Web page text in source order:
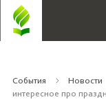
События Новости
интересное про